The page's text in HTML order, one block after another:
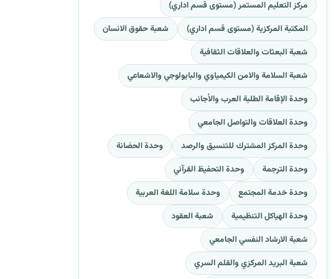
مركز التعليم المستمر (مستوى قسم اداري)
المكتبة المركزية (مستوى قسم اداري)
شعبة حقوق الانسان
شعبة البعثات والعلاقات الثقافية
شعبة السلامة والامن الكيمياوي والبايولوجي والاشعاعي
وحدة الإقامة الطلبة العرب والأجانب
وحدة العلاقات والتواصل الجامعي
وحدة المركز المشترك للتنسيق والرصد
وحدة الحضانة
وحدة الترجمة
وحدة التحفيظ القرآني
وحدة خدمة المجتمع
وحدة سلامة اللغة العربية
وحدة الهياكل التنظيمية
شعبة العقود
شعبة الارشاد النفسي الجامعي
شعبة البريد المركزي والقلم السري